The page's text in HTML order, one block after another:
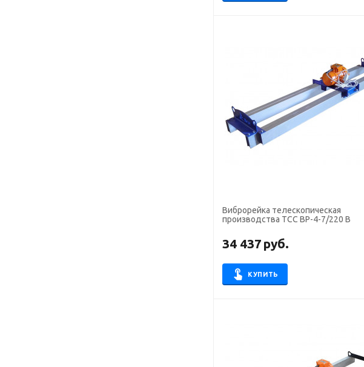
Виброрейка телескопическая
производства ТСС ВР-4-7/220 В
34 437 руб.
КУПИТЬ